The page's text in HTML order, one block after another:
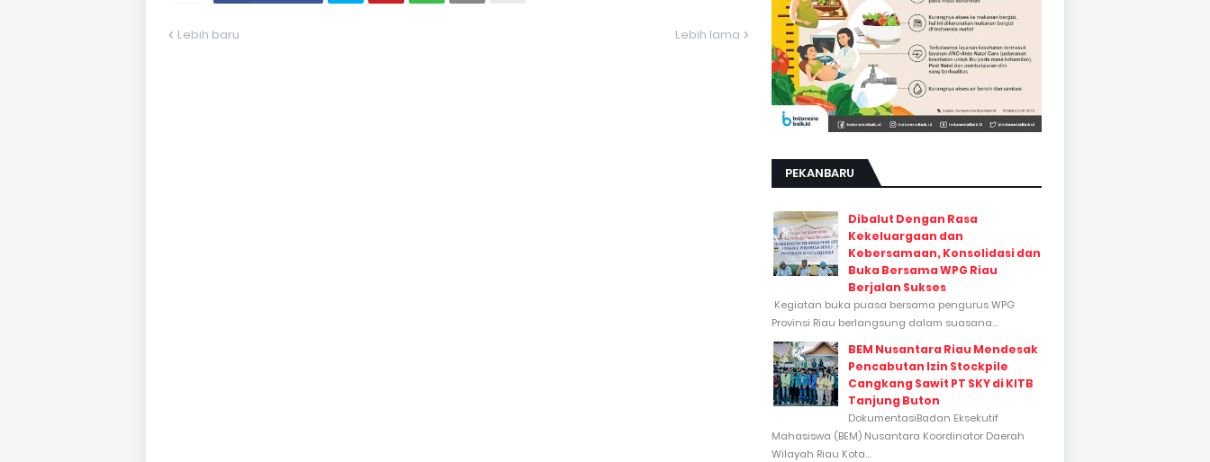
Lebih baru Lebih lama
PEKANBARU
Dibalut Dengan Rasa
Kekeluargaan dan
Kebersamaan, Konsolidasi dan
Buka Bersama WPG Riau
Berjalan Sukses
Kegiatan buka puasa bersama pengurus WPG
Provinsi Riau berlangsung dalam suasana...
BEM Nusantara Riau Mendesak
Pencabutan Izin Stockpile
Cangkang Sawit PT SKY di KITB
Tanjung Buton
DokumentasiBadan Eksekutif
Mahasiswa (BEM) Nusantara Koordinator Daerah
Wilayah Riau Kota...